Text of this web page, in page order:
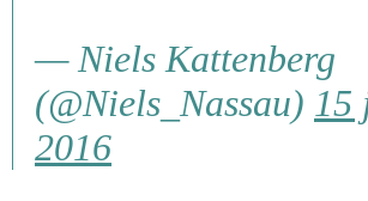
— Niels Kattenberg
(@Niels_Nassau) 15
2016